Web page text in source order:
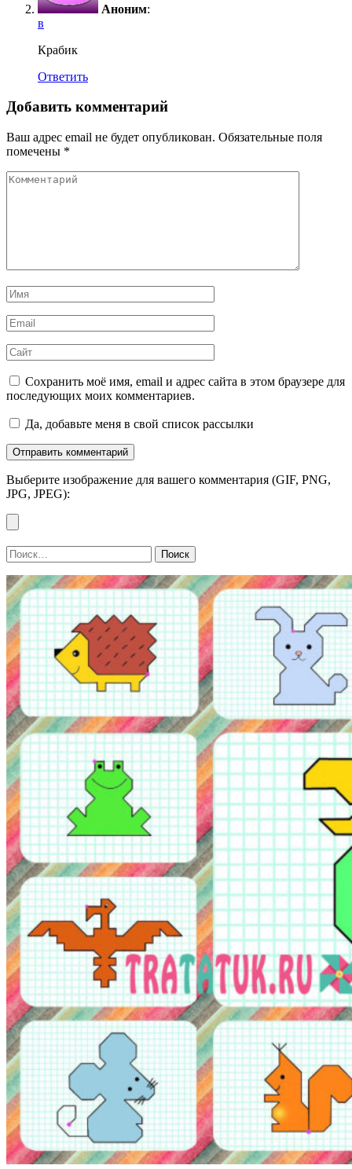
Аноним:
в
Крабик
Ответить
Добавить комментарий
Ваш адрес email не будет опубликован. Обязательные поля
помечены *
Комментарий
Имя
Email
Сайт
Сохранить моё имя, email и адрес сайта в этом браузере для
последующих моих комментариев.
Да, добавьте меня в свой список рассылки
Выберите изображение для вашего комментария (GIF, PNG,
JPG, JPEG):
Найти: